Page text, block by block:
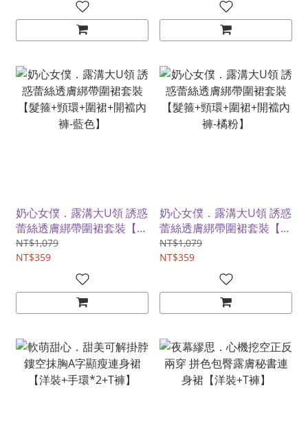
奶心女僕．露溝大U領 誘惑
蕾絲透膚綁帶圍裙套裝【髮
箍+頸環+圍裙+開襠內褲-藍
色】
NT$1,079
NT$359
奶心女僕．露溝大U領 誘惑
蕾絲透膚綁帶圍裙套裝【髮
箍+頸環+圍裙+開襠內褲-橘
粉】
NT$1,079
NT$359